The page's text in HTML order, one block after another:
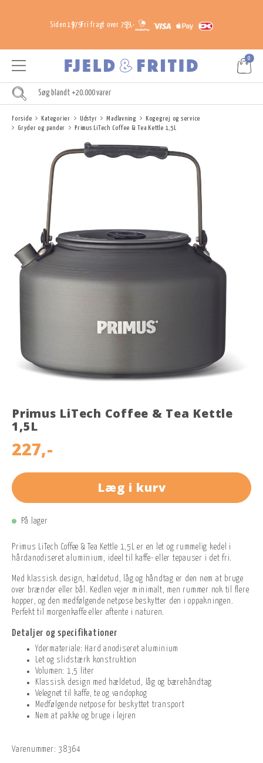
Siden 1979Fri fragt over 799,-
0
Forside Kategorier Udstyr Madlavning
Kogegrej og service
Gryder og pander
Primus LiTech Coffee & Tea Kettle 1,5L
Primus LiTech Coffee & Tea Kettle
1,5L
227,-
Læg i kurv
På lager
Primus LiTech Coffee & Tea Kettle 1,5L er en let og rummelig kedel i
hårdanodiseret aluminium, ideel til kaffe- eller tepauser i det fri.
Med klassisk design, hældetud, låg og håndtag er den nem at bruge
over brænder eller bål. Kedlen vejer minimalt, men rummer nok til flere
kopper, og den medfølgende netpose beskytter den i oppakningen.
Perfekt til morgenkaffe eller aftente i naturen.
Detaljer og specifikationer
Ydermateriale: Hard anodiseret aluminium
Let og slidstærk konstruktion
Volumen: 1,5 liter
Klassisk design med hældetud, låg og bærehåndtag
Velegnet til kaffe, te og vandopkog
Medfølgende netpose for beskyttet transport
Nem at pakke og bruge i lejren
Varenummer: 38364